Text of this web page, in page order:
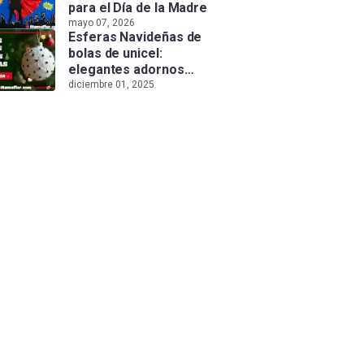
para el Día de la Madre
mayo 07, 2026
Esferas Navideñas de
bolas de unicel:
elegantes adornos
hechos a mano
diciembre 01, 2025